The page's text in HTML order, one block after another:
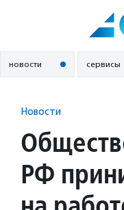
новости сервисы
Новости
РФ